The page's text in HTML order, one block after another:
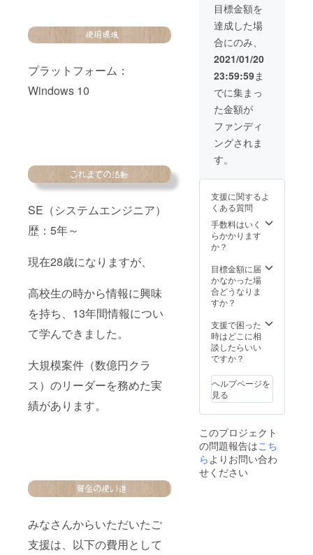
プラットフォーム：
Windows 10
SE（システムエンジニア）
歴：5年～
現在28歳になりますが、
高校生の時から情報に興味
を持ち、13年間情報につい
て学んできました。
大規模案件（数億円クラ
ス）のリーダーを務めた実
績があります。
みなさんからいただいたご
支援は、以下の費用として
目標金額を
達成した場
合にのみ、
2021/01/20
23:59:59ま
でに集まっ
た金額が
ファンディ
ングされま
す。
支援に関するよ
くある質問
手数料はいく
らかかります
か？
目標金額に届
かなかった場
合どうなりま
すか？
支援で困った
時はどこに相
談したらいい
ですか？
ヘルプページを
見る
このプロジェクト
の問題報告はこち
らよりお問い合わ
せください